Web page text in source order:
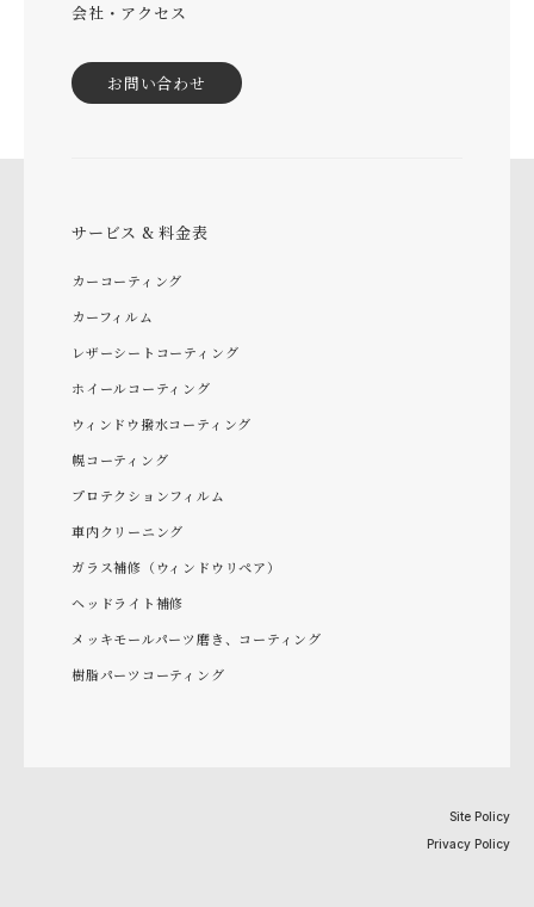
会社・アクセス
お問い合わせ
サービス & 料金表
カーコーティング
カーフィルム
レザーシートコーティング
ホイールコーティング
ウィンドウ撥水コーティング
幌コーティング
プロテクションフィルム
車内クリーニング
ガラス補修（ウィンドウリペア）
ヘッドライト補修
メッキモールパーツ磨き、コーティング
樹脂パーツコーティング
Site Policy
Privacy Policy